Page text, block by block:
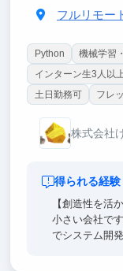
フルリモー
Python 機械学習
インターン生3人以
土日勤務可
フレ
株式会社
得られる経
【創造性を活
小さい会社で
でシステム開